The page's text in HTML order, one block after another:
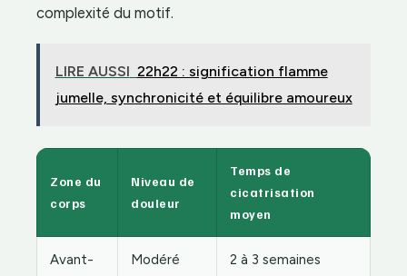
complexité du motif.
LIRE AUSSI 22h22 : signification flamme
jumelle, synchronicité et équilibre amoureux
Zone du
corps
Niveau de
douleur
Temps de
cicatrisation
moyen
Avant-
Modéré 2 à 3 semaines